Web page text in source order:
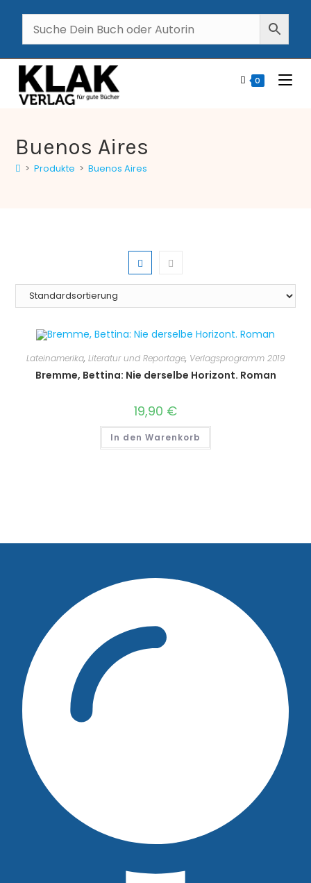
0
Buenos Aires
> Produkte > Buenos Aires
Lateinamerika, Literatur und Reportage, Verlagsprogramm 2019
Bremme, Bettina: Nie derselbe Horizont. Roman
19,90 €
In den Warenkorb